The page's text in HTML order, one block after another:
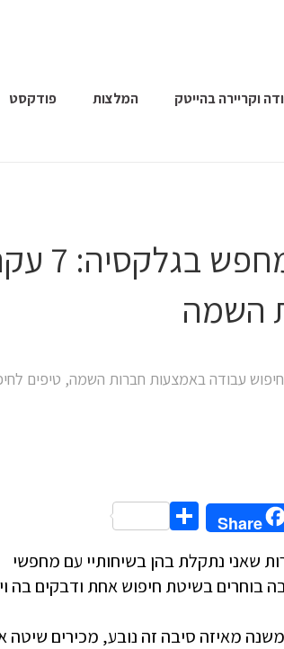
המלצות פודקסט
השמה
חיפוש עבודה באמצעות חברות השמה, טיפים
Share
Share
שאני נתקלת בהן בשיחותיי עם מחפשי
בוחרים בשיטת חיפוש אחת ודבקים בה
מאיזה סיבה זה נובע, מכירים שיטה